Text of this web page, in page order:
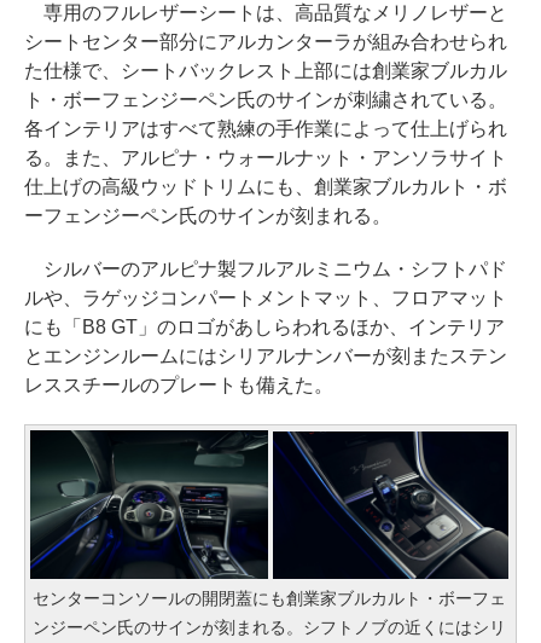
専用のフルレザーシートは、高品質なメリノレザーと
シートセンター部分にアルカンターラが組み合わせられ
た仕様で、シートバックレスト上部には創業家ブルカル
ト・ボーフェンジーペン氏のサインが刺繍されている。
各インテリアはすべて熟練の手作業によって仕上げられ
る。また、アルピナ・ウォールナット・アンソラサイト
仕上げの高級ウッドトリムにも、創業家ブルカルト・ボ
ーフェンジーペン氏のサインが刻まれる。
シルバーのアルピナ製フルアルミニウム・シフトパド
ルや、ラゲッジコンパートメントマット、フロアマット
にも「B8 GT」のロゴがあしらわれるほか、インテリア
とエンジンルームにはシリアルナンバーが刻またステン
レススチールのプレートも備えた。
センターコンソールの開閉蓋にも創業家ブルカルト・ボーフェ
ンジーペン氏のサインが刻まれる。シフトノブの近くにはシリ